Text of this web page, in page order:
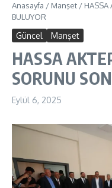
Anasayfa / Manşet / HASSA
BULUYOR
Güncel Manşet
HASSA
SORUNU
Eylül 6, 2025